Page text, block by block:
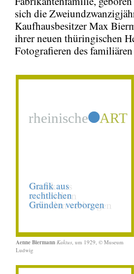
sich die
Kaufhausbesitzer Max
ihrer neuen thüringischen
Fotografieren des
Aenne Biermann Kaktus , um 1929, © Museum
Ludwig